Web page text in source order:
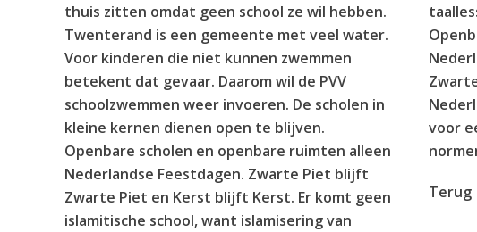
thuis zitten omdat geen school ze wil hebben.
Twenterand is een gemeente met veel water.
Voor kinderen die niet kunnen zwemmen
betekent dat gevaar. Daarom wil de PVV
schoolzwemmen weer invoeren. De scholen in
kleine kernen dienen open te blijven.
Openbare scholen en openbare ruimten alleen
Nederlandse Feestdagen. Zwarte Piet blijft
Zwarte Piet en Kerst blijft Kerst. Er komt geen
islamitische school, want islamisering van
voor
Terug